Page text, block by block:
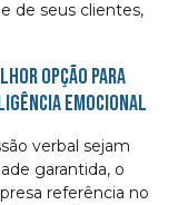
de seus clientes,
opção para
Emocional
verbal sejam
garantida, o
referência no